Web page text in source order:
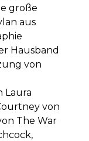
große
aus
Hausband
von
Laura
von
The War